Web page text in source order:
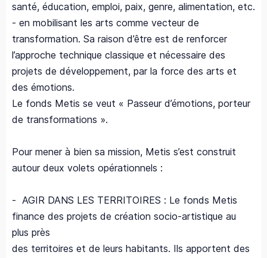
santé, éducation, emploi, paix, genre, alimentation, etc.
- en mobilisant les arts comme vecteur de
transformation. Sa raison d’être est de renforcer
l’approche technique classique et nécessaire des
projets de développement, par la force des arts et
des émotions.
Le fonds Metis se veut « Passeur d’émotions, porteur
de transformations ».
Pour mener à bien sa mission, Metis s’est construit
autour deux volets opérationnels :
- AGIR DANS LES TERRITOIRES : Le fonds Metis
finance des projets de création socio-artistique au
plus près
des territoires et de leurs habitants. Ils apportent des